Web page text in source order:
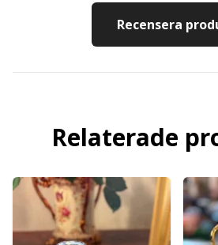
Recensera
Relaterade